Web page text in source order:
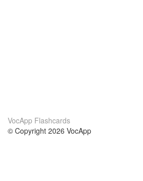
VocApp Flashcards
© Copyright 2026 VocApp